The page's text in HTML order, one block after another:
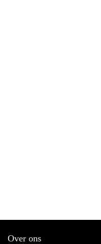
Over ons